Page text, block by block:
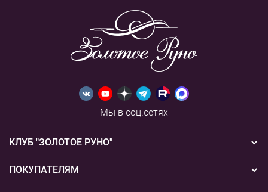
Мы в соц.сетях
КЛУБ "ЗОЛОТОЕ РУНО"
Новости
ПОКУПАТЕЛЯМ